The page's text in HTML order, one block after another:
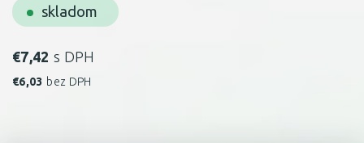
skladom
€7,42 s DPH
€6,03 bez DPH